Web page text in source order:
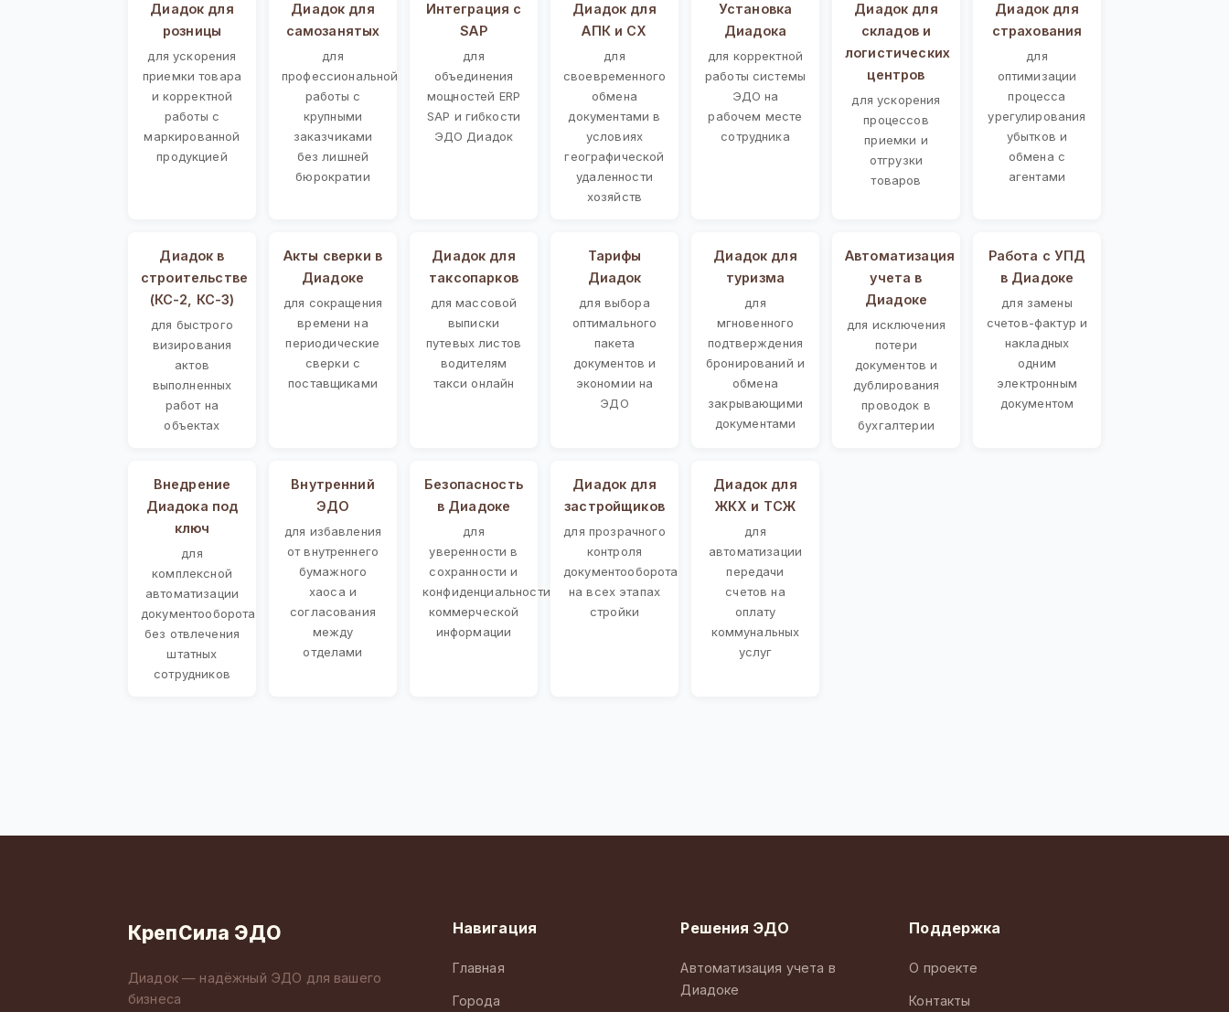
Диадок для
розницы
для ускорения
приемки товара
и корректной
работы с
маркированной
продукцией
Диадок для
самозанятых
для
профессиональной
работы с
крупными
заказчиками
без лишней
бюрократии
Интеграция с
SAP
для
объединения
мощностей ERP
SAP и гибкости
ЭДО Диадок
Диадок для
АПК и СХ
для
своевременного
обмена
документами в
условиях
географической
удаленности
хозяйств
Установка
Диадока
для корректной
работы системы
ЭДО на
рабочем месте
сотрудника
Диадок для
складов и
логистических
центров
для ускорения
процессов
приемки и
отгрузки
товаров
Диадок для
страхования
для
оптимизации
процесса
урегулирования
убытков и
обмена с
агентами
Диадок в
строительстве
(КС-2, КС-3)
для быстрого
визирования
актов
выполненных
работ на
объектах
Акты сверки в
Диадоке
для сокращения
времени на
периодические
сверки с
поставщиками
Диадок для
таксопарков
для массовой
выписки
путевых листов
водителям
такси онлайн
Тарифы
Диадок
для выбора
оптимального
пакета
документов и
экономии на
ЭДО
Диадок для
туризма
для
мгновенного
подтверждения
бронирований и
обмена
закрывающими
документами
Автоматизация
учета в
Диадоке
для исключения
потери
документов и
дублирования
проводок в
бухгалтерии
Работа с УПД
в Диадоке
для замены
счетов-фактур и
накладных
одним
электронным
документом
Внедрение
Диадока под
ключ
для
комплексной
автоматизации
документооборота
без отвлечения
штатных
сотрудников
Внутренний
ЭДО
для избавления
от внутреннего
бумажного
хаоса и
согласования
между
отделами
Безопасность
в Диадоке
для
уверенности в
сохранности и
конфиденциальности
коммерческой
информации
Диадок для
застройщиков
для прозрачного
контроля
документооборота
на всех этапах
стройки
Диадок для
ЖКХ и ТСЖ
для
автоматизации
передачи
счетов на
оплату
коммунальных
услуг
КрепСила ЭДО
Диадок — надёжный ЭДО для вашего
бизнеса
Навигация
Главная
Города
Решения ЭДО
Автоматизация учета в
Диадоке
Поддержка
О проекте
Контакты